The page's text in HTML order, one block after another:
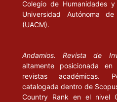
Colegio de Humanidades
Universidad Autónoma
(UACM).
Andamios. Revista de
altamente posicionada
revistas académicas.
catalogada dentro de
Country Rank en el nivel